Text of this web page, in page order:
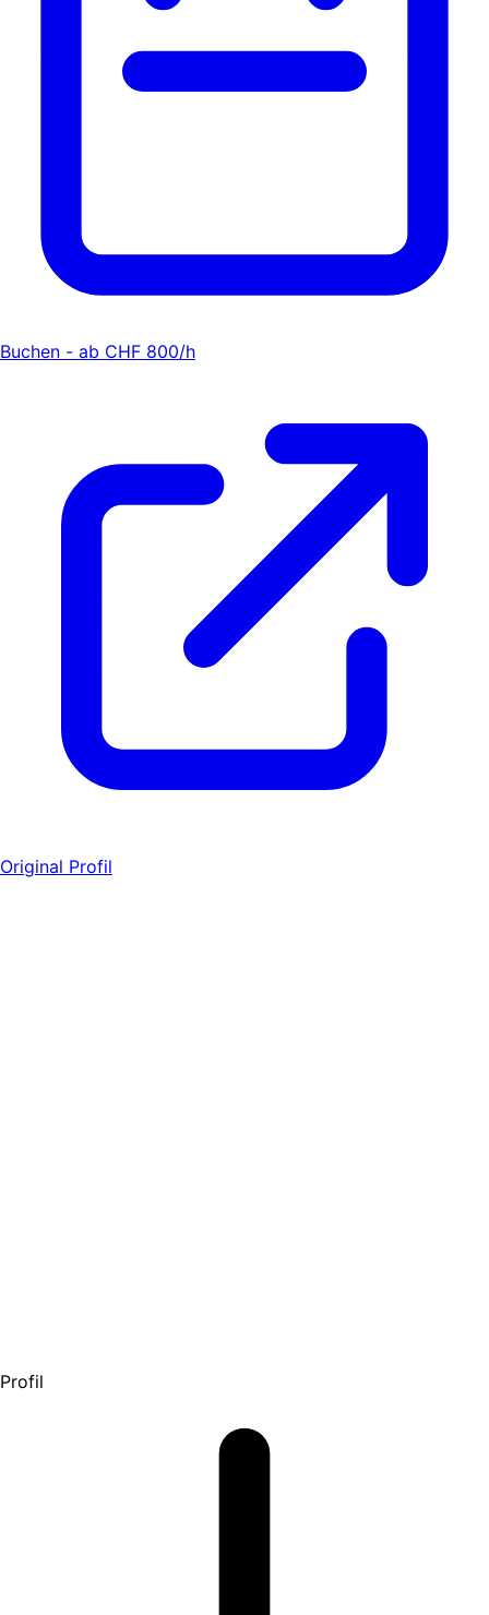
Buchen - ab CHF 800/h
Original Profil
Profil